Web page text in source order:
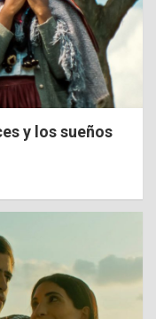
y los sueños